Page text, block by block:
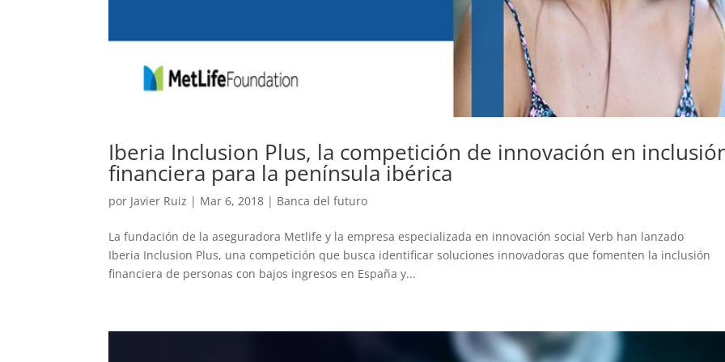
Iberia Inclusion Plus, la competición de innovación en
financiera para la península ibérica
por Javier Ruiz | Mar 6, 2018 | Banca del futuro
La fundación de la aseguradora Metlife y la empresa especializada en innovación social Verb han lanzado
Iberia Inclusion Plus, una competición que busca identificar soluciones innovadoras que fomenten la inclusión
financiera de personas con bajos ingresos en España y...